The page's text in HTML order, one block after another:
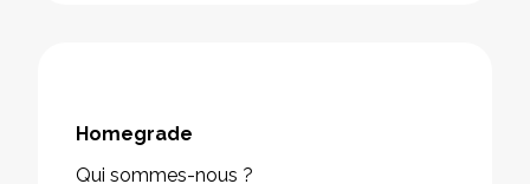
Homegrade
Qui sommes-nous ?